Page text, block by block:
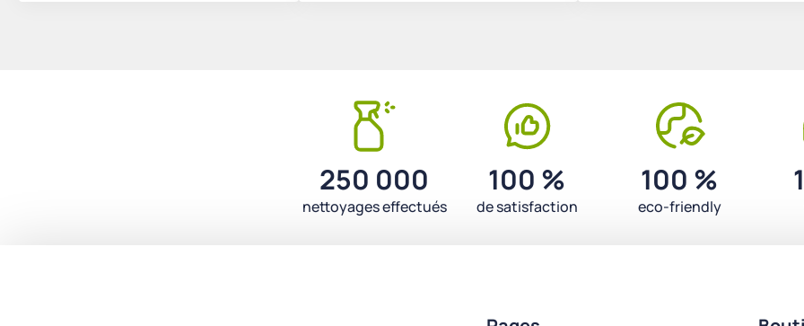
250 000
nettoyages effectués
100 %
de satisfaction
100 %
eco-friendly